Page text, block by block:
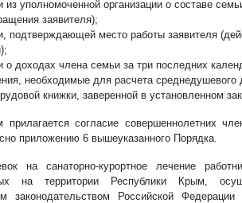
из уполномоченной организации о составе
заявителя);
подтверждающей место работы заявителя
о доходах члена семьи за три последних
необходимые для расчета среднедушевого
книжки, заверенной в установленном
прилагается согласие совершеннолетних
приложению 6 вышеуказанного Порядка.
на санаторно-курортное лечение
на территории Республики Крым,
законодательством Российской